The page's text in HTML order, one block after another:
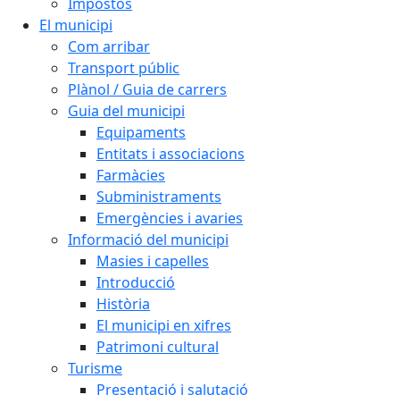
El municipi
Com arribar
Transport públic
Plànol / Guia de carrers
Guia del municipi
Equipaments
Entitats i associacions
Farmàcies
Subministraments
Emergències i avaries
Informació del municipi
Masies i capelles
Introducció
Història
El municipi en xifres
Patrimoni cultural
Turisme
Presentació i salutació